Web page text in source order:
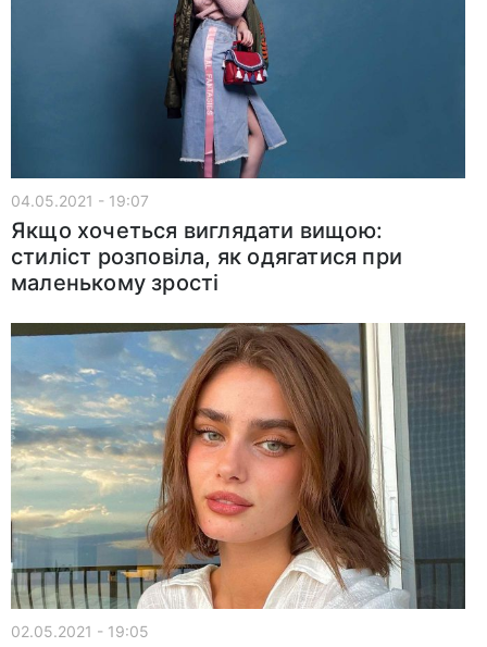
04.05.2021 - 19:07
Якщо хочеться виглядати вищою:
стиліст розповіла, як одягатися при
маленькому зрості
02.05.2021 - 19:05